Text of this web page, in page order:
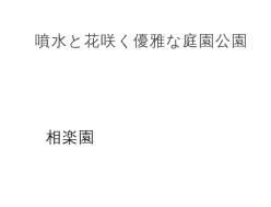
噴水と花咲く優雅な庭園公園
相楽園